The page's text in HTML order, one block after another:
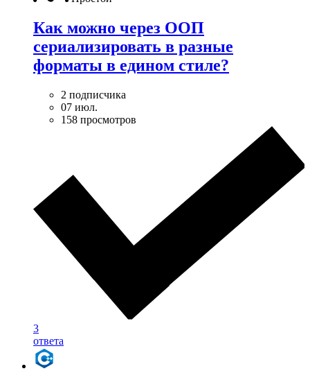
Как можно через ООП
сериализировать в разные
форматы в едином стиле?
2 подписчика
07 июл.
158 просмотров
3
ответа